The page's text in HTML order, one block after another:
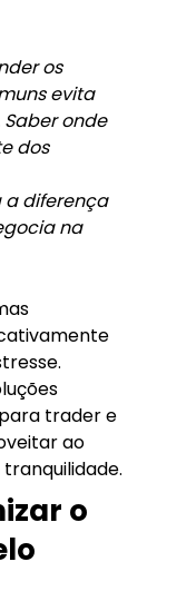
os
evita
onde
dos
a diferença
na
trader e
ao
o